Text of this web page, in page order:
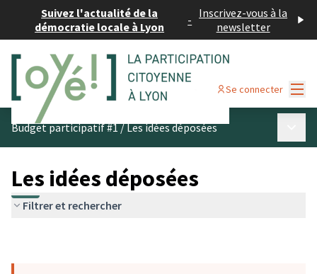
Suivez l'actualité de la
démocratie locale à Lyon
- Inscrivez-vous à la
newsletter
Se connecter
Budget participatif #1/Les idées déposées
Les idées déposées
Filtrer et rechercher